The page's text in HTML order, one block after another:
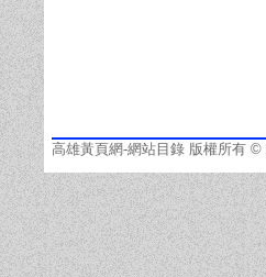
高雄黃頁網-網站目錄 版權所有 ©